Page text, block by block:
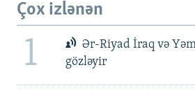
Çox izlənən
1
Ər-Riyad İraq və
gözləyir